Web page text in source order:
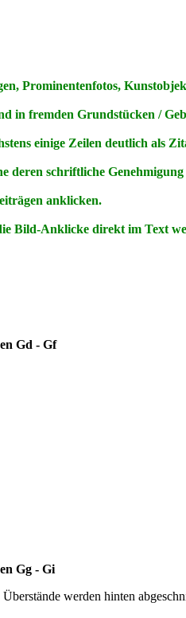
Prominentenfotos,
in fremden Grundstücken /
einige Zeilen deutlich als
deren schriftliche
anklicken.
Bild-Anklicke direkt im Text
Gd - Gf
Gg - Gi
werden hinten